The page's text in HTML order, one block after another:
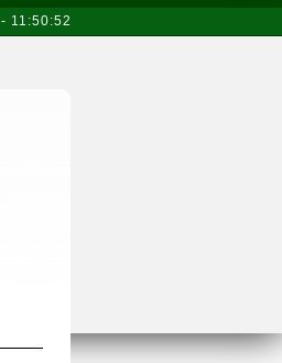
- 11:50:52